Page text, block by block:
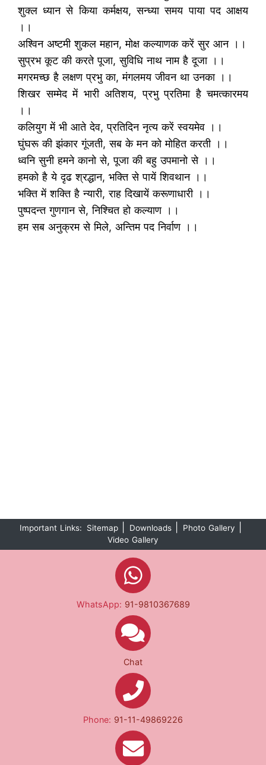
शुक्ल ध्यान से किया कर्मक्षय, सन्ध्या समय पाया पद आक्षय
।।
अश्विन अष्टमी शुकल महान, मोक्ष कल्याणक करें सुर आन ।।
सुप्रभ कूट की करते पूजा, सुविधि नाथ नाम है दूजा ।।
मगरमच्छ है लक्षण प्रभु का, मंगलमय जीवन था उनका ।।
शिखर सम्मेद में भारी अतिशय, प्रभु प्रतिमा है चमत्कारमय
।।
कलियुग में भी आते देव, प्रतिदिन नृत्य करें स्वयमेव ।।
घुंघरू की झंकार गूंजती, सब के मन को मोहित करती ।।
ध्वनि सुनी हमने कानो से, पूजा की बहु उपमानो से ।।
हमको है ये दृढ श्रद्धान, भक्ति से पायें शिवथान ।।
भक्ति में शक्ति है न्यारी, राह दिखायें करूणाधारी ।।
पुष्पदन्त गुणगान से, निश्चित हो कल्याण ।।
हम सब अनुक्रम से मिले, अन्तिम पद निर्वाण ।।
Important Links: Sitemap Downloads Photo Gallery
Video Gallery
WhatsApp: 91-9810367689
Chat
Phone: 91-11-49869226